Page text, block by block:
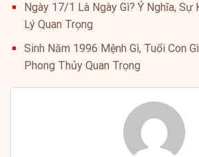
Ngày 17/1 Là Ngày Gì? Ý Nghĩa, Sự
Lý Quan Trọng
Sinh Năm 1996 Mệnh Gì, Tuổi Con
Phong Thủy Quan Trọng